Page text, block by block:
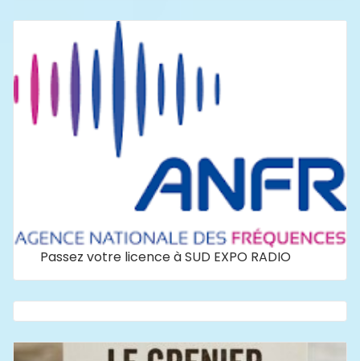
Passez votre licence à SUD EXPO RADIO